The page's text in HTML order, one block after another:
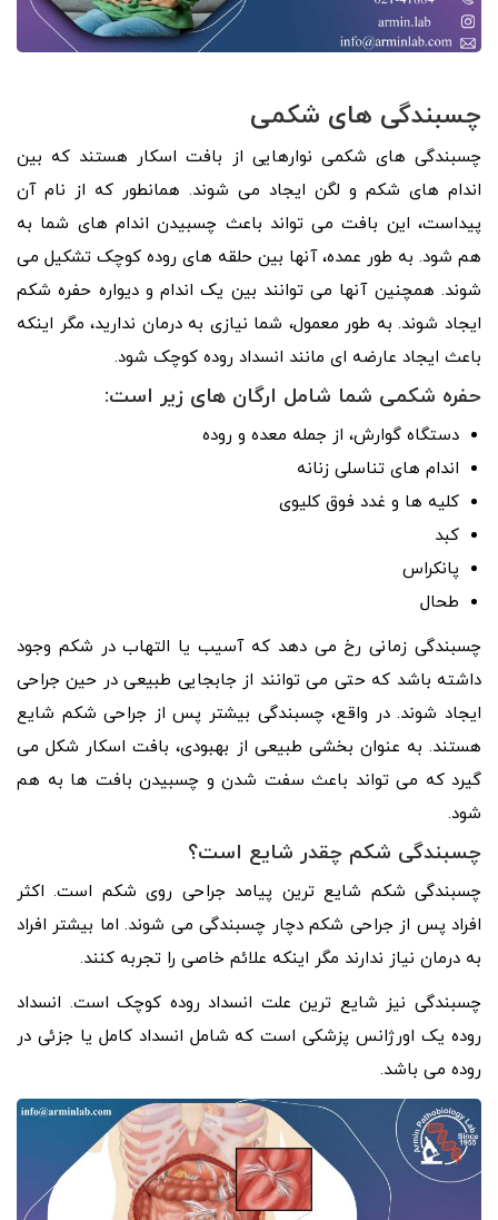
چسبندگی های شکمی
چسبندگی های شکمی نوارهایی از بافت اسکار هستند که بین
اندام های شکم و لگن ایجاد می شوند. همانطور که از نام آن
پیداست، این بافت می تواند باعث چسبیدن اندام های شما به
هم شود. به طور عمده، آنها بین حلقه های روده کوچک تشکیل می
شوند. همچنین آنها می توانند بین یک اندام و دیواره حفره شکم
ایجاد شوند. به طور معمول، شما نیازی به درمان ندارید، مگر اینکه
باعث ایجاد عارضه ای مانند انسداد روده کوچک شود.
حفره شکمی شما شامل ارگان های زیر است:
دستگاه گوارش، از جمله معده و روده
اندام های تناسلی زنانه
کلیه ها و غدد فوق کلیوی
کبد
پانکراس
طحال
چسبندگی زمانی رخ می دهد که آسیب یا التهاب در شکم وجود
داشته باشد که حتی می توانند از جابجایی طبیعی در حین جراحی
ایجاد شوند. در واقع، چسبندگی بیشتر پس از جراحی شکم شایع
هستند. به عنوان بخشی طبیعی از بهبودی، بافت اسکار شکل می
گیرد که می تواند باعث سفت شدن و چسبیدن بافت ها به هم
شود.
چسبندگی شکم چقدر شایع است؟
چسبندگی شکم شایع ترین پیامد جراحی روی شکم است. اکثر
افراد پس از جراحی شکم دچار چسبندگی می شوند. اما بیشتر افراد
به درمان نیاز ندارند مگر اینکه علائم خاصی را تجربه کنند.
چسبندگی نیز شایع ترین علت انسداد روده کوچک است. انسداد
روده یک اورژانس پزشکی است که شامل انسداد کامل یا جزئی در
روده می باشد.